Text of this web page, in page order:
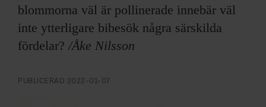
SKRIV I F&F
PRENUMERERA PÅ F&F
ANNONSERA I F&F
blommorna väl är pollinerade innebär väl
inte ytterligare bibesök några särskilda
fördelar? /Åke Nilsson
PUBLICERAD 2022-01-07